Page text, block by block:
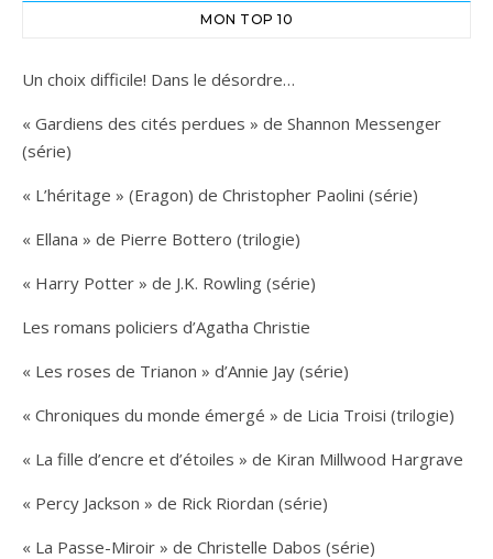
MON TOP 10
Un choix difficile! Dans le désordre…
« Gardiens des cités perdues » de Shannon Messenger
(série)
« L’héritage » (Eragon) de Christopher Paolini (série)
« Ellana » de Pierre Bottero (trilogie)
« Harry Potter » de J.K. Rowling (série)
Les romans policiers d’Agatha Christie
« Les roses de Trianon » d’Annie Jay (série)
« Chroniques du monde émergé » de Licia Troisi (trilogie)
« La fille d’encre et d’étoiles » de Kiran Millwood Hargrave
« Percy Jackson » de Rick Riordan (série)
« La Passe-Miroir » de Christelle Dabos (série)